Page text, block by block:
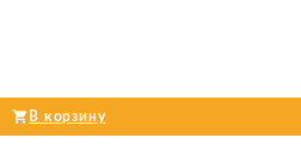
В корзину